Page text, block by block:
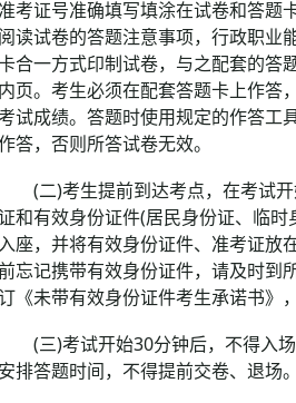
考证号准确填写填涂在试卷和答题
读试卷的答题注意事项，行政职业
合一方式印制试卷，与之配套的答
页。考生必须在配套答题卡上作答
试成绩。答题时使用规定的作答工
答，否则所答试卷无效。
二)考生提前到达考点，在考试开
和有效身份证件(居民身份证、临时
座，并将有效身份证件、准考证放
忘记携带有效身份证件，请及时到
《未带有效身份证件考生承诺书》
三)考试开始30分钟后，不得入场
排答题时间，不得提前交卷、退场。